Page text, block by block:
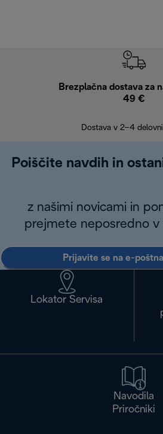
Brezplačna dostava za
49 €
Dostava v 2–4
Poiščite navdih in
z našimi novicami in
prejmete neposredno v
Prijavite se na e-
Lokator Servisa
Navodila
Priročniki